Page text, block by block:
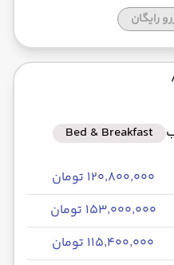
رایگان
Bed & Breakfast
۱۲۰٬۸۰۰٬۰۰۰ تومان
۱۵۳٬۰۰۰٬۰۰۰ تومان
۱۱۵٬۴۰۰٬۰۰۰ تومان